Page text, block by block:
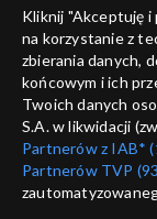
informacje o
Kliknij "Akceptuję i
na korzystanie z
zbierania danych,
końcowym i ich
Twoich danych
S.A. w likwidacji
Partnerów z IAB*
Partnerów TVP